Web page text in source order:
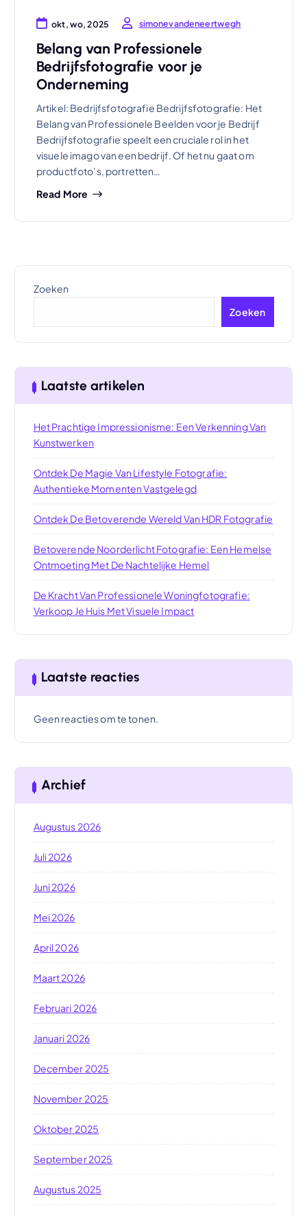
okt, wo, 2025 simonevandeneertwegh
Belang van Professionele
Bedrijfsfotografie voor je
Onderneming
Artikel: Bedrijfsfotografie Bedrijfsfotografie: Het
Belang van Professionele Beelden voor je Bedrijf
Bedrijfsfotografie speelt een cruciale rol in het
visuele imago van een bedrijf. Of het nu gaat om
productfoto’s, portretten…
Read More
Zoeken
Zoeken
Laatste artikelen
Het Prachtige Impressionisme: Een Verkenning Van
Kunstwerken
Ontdek De Magie Van Lifestyle Fotografie:
Authentieke Momenten Vastgelegd
Ontdek De Betoverende Wereld Van HDR Fotografie
Betoverende Noorderlicht Fotografie: Een Hemelse
Ontmoeting Met De Nachtelijke Hemel
De Kracht Van Professionele Woningfotografie:
Verkoop Je Huis Met Visuele Impact
Laatste reacties
Geen reacties om te tonen.
Archief
Augustus 2026
Juli 2026
Juni 2026
Mei 2026
April 2026
Maart 2026
Februari 2026
Januari 2026
December 2025
November 2025
Oktober 2025
September 2025
Augustus 2025